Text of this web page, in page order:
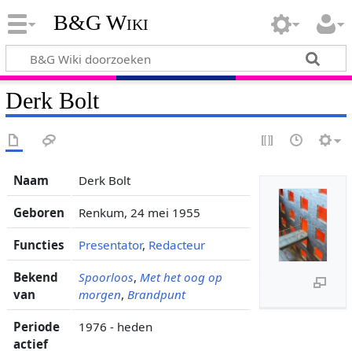
B&G Wiki
Derk Bolt
Naam Derk Bolt
Geboren Renkum, 24 mei 1955
Functies Presentator, Redacteur
Bekend
van
Spoorloos, Met het oog op
morgen, Brandpunt
Periode
actief
1976 - heden